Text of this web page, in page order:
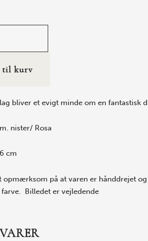
kurv
bliver et evigt minde om en fantastisk
nister/ Rosa
cm
på at varen er hånddrejet
Billedet er vejledende